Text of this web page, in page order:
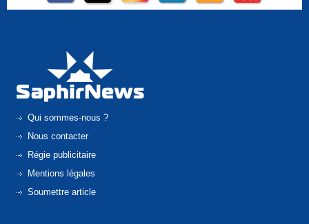
Qui sommes-nous ?
Nous contacter
Régie publicitaire
Mentions légales
Soumettre article